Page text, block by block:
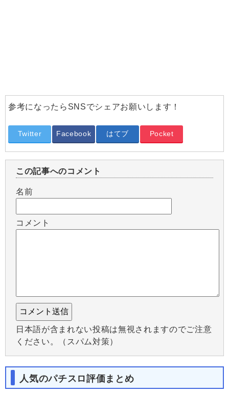
参考になったらSNSでシェアお願いします！
Twitter Facebook はてブ Pocket
この記事へのコメント
名前
コメント
日本語が含まれない投稿は無視されますのでご注意
ください。（スパム対策）
人気のパチスロ評価まとめ